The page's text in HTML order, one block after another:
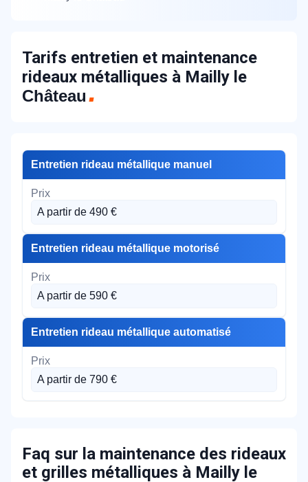
Tarifs entretien et maintenance
rideaux métalliques à Mailly le
Château
Entretien rideau métallique manuel
A partir de 490 €
Entretien rideau métallique motorisé
A partir de 590 €
Entretien rideau métallique automatisé
A partir de 790 €
Faq sur la maintenance des rideaux
et grilles métalliques à Mailly le